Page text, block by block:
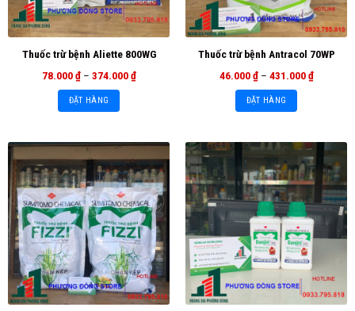
Thuốc trừ bệnh Aliette 800WG
78.000₫ – 374.000₫
ĐẶT HÀNG
Thuốc trừ bệnh Antracol 70WP
46.000₫ – 431.000₫
ĐẶT HÀNG